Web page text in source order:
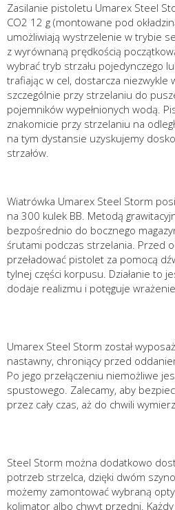
Zasilanie pistoletu Umarex Steel
CO2 12 g (montowane pod
umożliwiają wystrzelenie w trybie
z wyrównaną prędkością
wybrać tryb strzału pojedynczego
trafiając w cel, dostarcza niezwykle
szczególnie przy strzelaniu do
pojemników wypełnionych wodą.
znakomicie przy strzelaniu na
na tym dystansie uzyskujemy
strzałów.
Wiatrówka Umarex Steel Storm
na 300 kulek BB. Metodą
bezpośrednio do bocznego
śrutami podczas strzelania. Przed
przeładować pistolet za pomocą
tylnej części korpusu. Działanie to
dodaje realizmu i potęguje
Umarex Steel Storm został
nastawny, chroniący przed
Po jego przełączeniu niemożliwe
spustowego. Zalecamy, aby
przez cały czas, aż do chwili
Steel Storm można dodatkowo
potrzeb strzelca, dzięki dwóm
możemy zamontować wybraną
kolimator albo chwyt przedni.